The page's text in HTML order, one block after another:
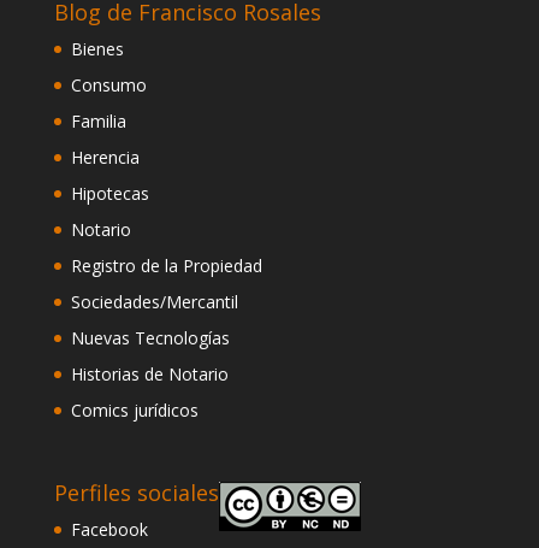
Blog de Francisco Rosales
Bienes
Consumo
Familia
Herencia
Hipotecas
Notario
Registro de la Propiedad
Sociedades/Mercantil
Nuevas Tecnologías
Historias de Notario
Comics jurídicos
Perfiles sociales
Facebook